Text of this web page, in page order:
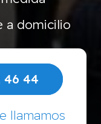
a domicilio
46 44
llamamos